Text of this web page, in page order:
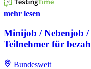
mehr lesen
Minijob / Nebenjob /
Teilnehmer für
Bundesweit